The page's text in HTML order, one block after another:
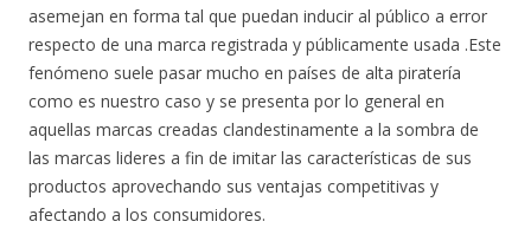
asemejan en forma tal que puedan inducir al público a error
respecto de una marca registrada y públicamente usada .Este
fenómeno suele pasar mucho en países de alta piratería
como es nuestro caso y se presenta por lo general en
aquellas marcas creadas clandestinamente a la sombra de
las marcas lideres a fin de imitar las características de sus
productos aprovechando sus ventajas competitivas y
afectando a los consumidores.